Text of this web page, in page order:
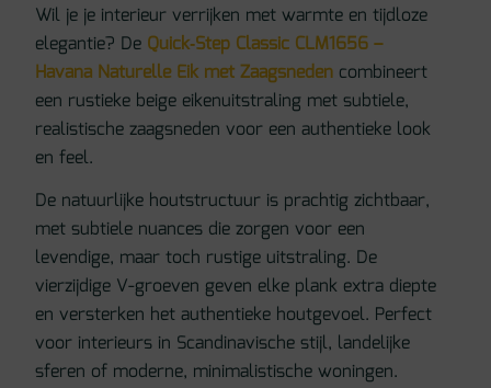
Wil je je interieur verrijken met warmte en tijdloze
elegantie? De Quick‑Step Classic CLM1656 –
Havana Naturelle Eik met Zaagsneden combineert
een rustieke beige eikenuitstraling met subtiele,
realistische zaagsneden voor een authentieke look
en feel.
De natuurlijke houtstructuur is prachtig zichtbaar,
met subtiele nuances die zorgen voor een
levendige, maar toch rustige uitstraling. De
vierzijdige V-groeven geven elke plank extra diepte
en versterken het authentieke houtgevoel. Perfect
voor interieurs in Scandinavische stijl, landelijke
sferen of moderne, minimalistische woningen.